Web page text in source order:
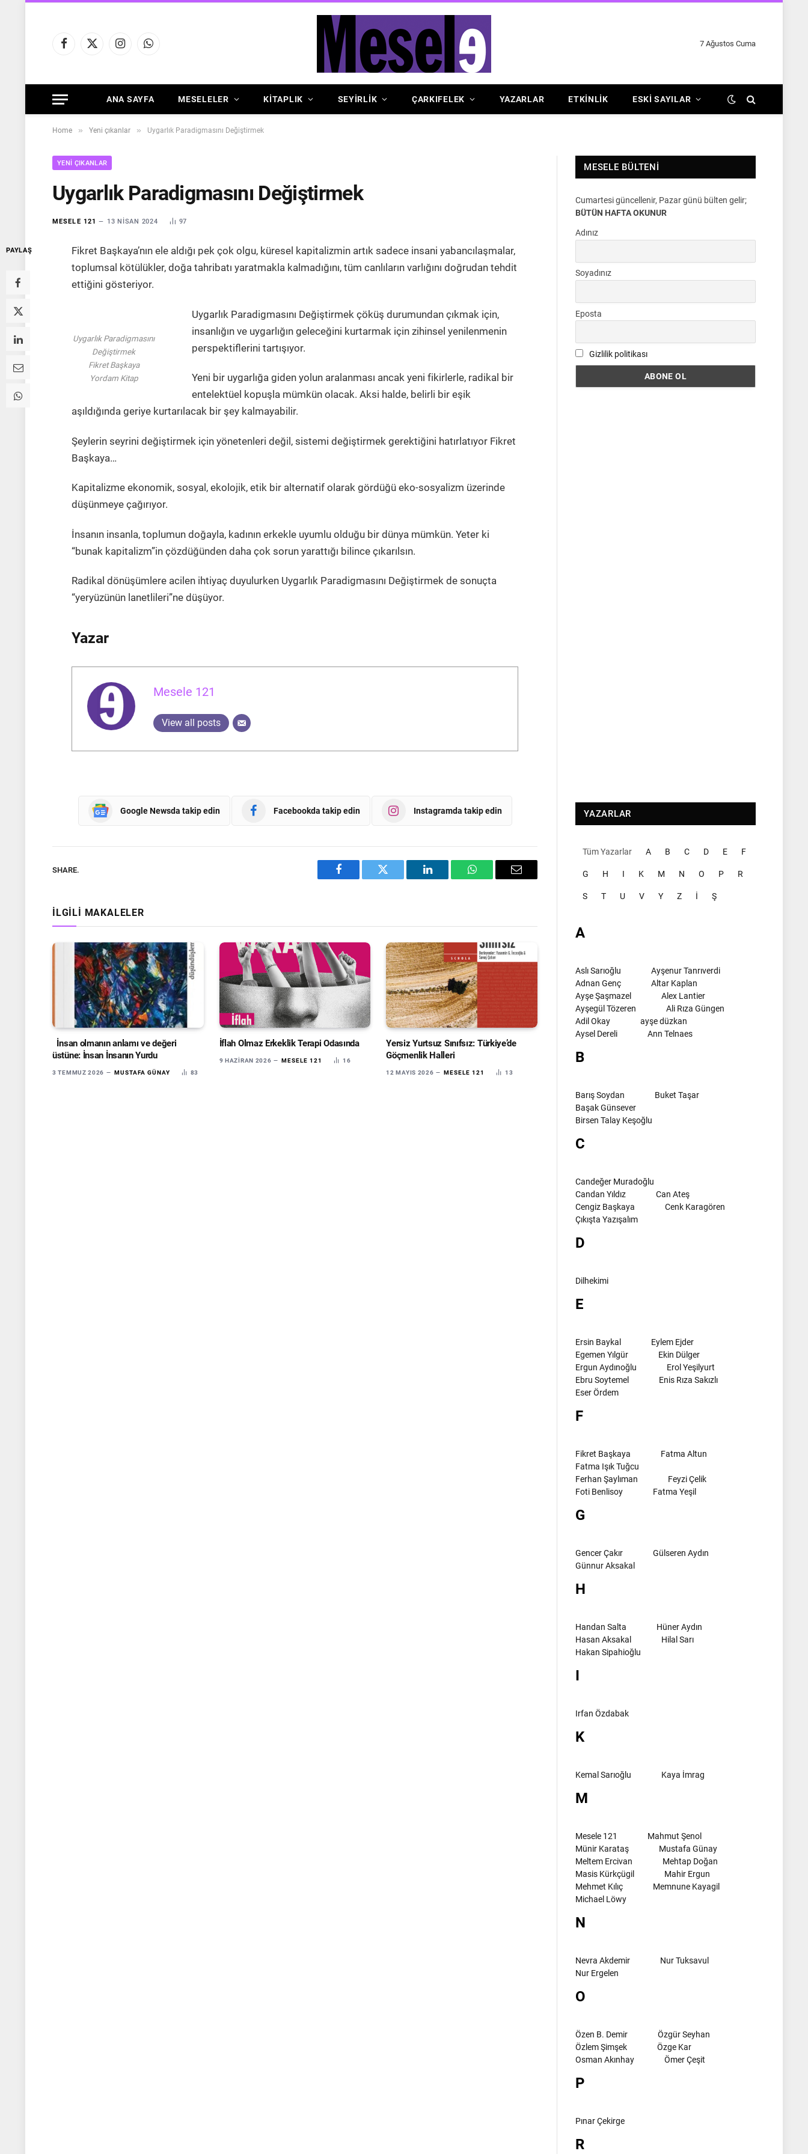
Facebook
X
InstagramWhatsApp
7 Ağustos Cuma
ANA SAYFA MESELELER KİTAPLIK SEYİRLİK ÇARKIFELEK YAZARLAR ETKINLIK ESKI SAYILAR
Home » Yeni çıkanlar » Uygarlık Paradigmasını Değiştirmek
YENI ÇIKANLAR
Uygarlık Paradigmasını Değiştirmek
MESELE 121 13 NISAN 2024 97
PAYLAŞ
Fikret Başkaya’nın ele aldığı pek çok olgu, küresel kapitalizmin artık sadece insani yabancılaşmalar,
toplumsal kötülükler, doğa tahribatı yaratmakla kalmadığını, tüm canlıların varlığını doğrudan tehdit
ettiğini gösteriyor.
Uygarlık Paradigmasını
Değiştirmek
Fikret Başkaya
Yordam Kitap
Uygarlık Paradigmasını Değiştirmek çöküş durumundan çıkmak için,
insanlığın ve uygarlığın geleceğini kurtarmak için zihinsel yenilenmenin
perspektiflerini tartışıyor.
Yeni bir uygarlığa giden yolun aralanması ancak yeni fikirlerle, radikal bir
entelektüel kopuşla mümkün olacak. Aksi halde, belirli bir eşik
aşıldığında geriye kurtarılacak bir şey kalmayabilir.
Şeylerin seyrini değiştirmek için yönetenleri değil, sistemi değiştirmek gerektiğini hatırlatıyor Fikret
Başkaya…
Kapitalizme ekonomik, sosyal, ekolojik, etik bir alternatif olarak gördüğü eko-sosyalizm üzerinde
düşünmeye çağırıyor.
İnsanın insanla, toplumun doğayla, kadının erkekle uyumlu olduğu bir dünya mümkün. Yeter ki
“bunak kapitalizm”in çözdüğünden daha çok sorun yarattığı bilince çıkarılsın.
Radikal dönüşümlere acilen ihtiyaç duyulurken Uygarlık Paradigmasını Değiştirmek de sonuçta
“yeryüzünün lanetlileri”ne düşüyor.
Yazar
Mesele 121
View all posts
Google Newsda takip edin Facebookda takip edin Instagramda takip edin
SHARE.
Facebook Twitter LinkedIn WhatsAppEmail
İLGILI MAKALELER
İnsan olmanın anlamı ve değeri
üstüne: İnsan İnsanın Yurdu
3 TEMMUZ 2026 MUSTAFA GÜNAY 83
İflah Olmaz Erkeklik Terapi Odasında
9 HAZIRAN 2026 MESELE 121 16
Yersiz Yurtsuz Sınıfsız: Türkiye’de
Göçmenlik Halleri
12 MAYIS 2026 MESELE 121 13
MESELE BÜLTENI
Cumartesi güncellenir, Pazar günü bülten gelir;
BÜTÜN HAFTA OKUNUR
Adınız
Soyadınız
Eposta
Gizlilik politikası
YAZARLAR
Tüm Yazarlar A B C D E F
G H I K M N O P R
S T U V Y Z İ Ş
A
Aslı Sarıoğlu
Ayşenur Tanrıverdi
Adnan Genç
Altar Kaplan
Ayşe Şaşmazel
Alex Lantier
Ayşegül Tözeren
Ali Rıza Güngen
Adil Okay
ayşe düzkan
Aysel Dereli
Ann Telnaes
B
Barış Soydan
Buket Taşar
Başak Günsever
Birsen Talay Keşoğlu
C
Candeğer Muradoğlu
Candan Yıldız
Can Ateş
Cengiz Başkaya
Cenk Karagören
Çıkışta Yazışalım
D
Dilhekimi
E
Ersin Baykal
Eylem Ejder
Egemen Yılgür
Ekin Dülger
Ergun Aydınoğlu
Erol Yeşilyurt
Ebru Soytemel
Enis Rıza Sakızlı
Eser Ördem
F
Fikret Başkaya
Fatma Altun
Fatma Işık Tuğcu
Ferhan Şaylıman
Feyzi Çelik
Foti Benlisoy
Fatma Yeşil
G
Gencer Çakır
Gülseren Aydın
Günnur Aksakal
H
Handan Salta
Hüner Aydın
Hasan Aksakal
Hilal Sarı
Hakan Sipahioğlu
I
Irfan Özdabak
K
Kemal Sarıoğlu Kaya İmrag
M
Mesele 121
Mahmut Şenol
Münir Karataş
Mustafa Günay
Meltem Ercivan
Mehtap Doğan
Masis Kürkçügil
Mahir Ergun
Mehmet Kılıç
Memnune Kayagil
Michael Löwy
N
Nevra Akdemir
Nur Tuksavul
Nur Ergelen
O
Özen B. Demir
Özgür Seyhan
Özlem Şimşek
Özge Kar
Osman Akınhay
Ömer Çeşit
P
Pınar Çekirge
R